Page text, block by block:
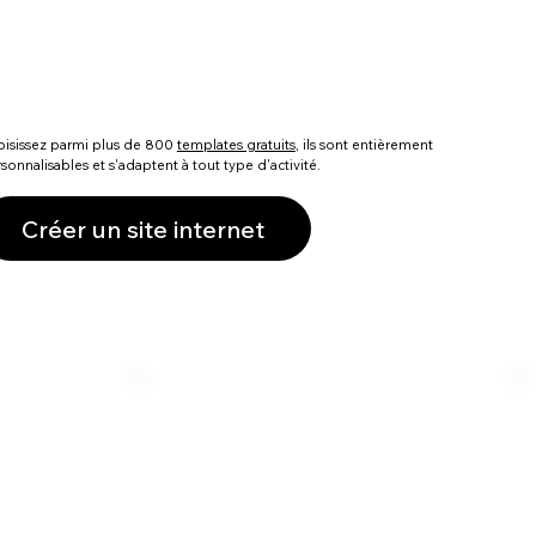
parmi plus de 800 templates gratuits, ils sont entièrement
et s'adaptent à tout type d'activité.
Créer un site internet